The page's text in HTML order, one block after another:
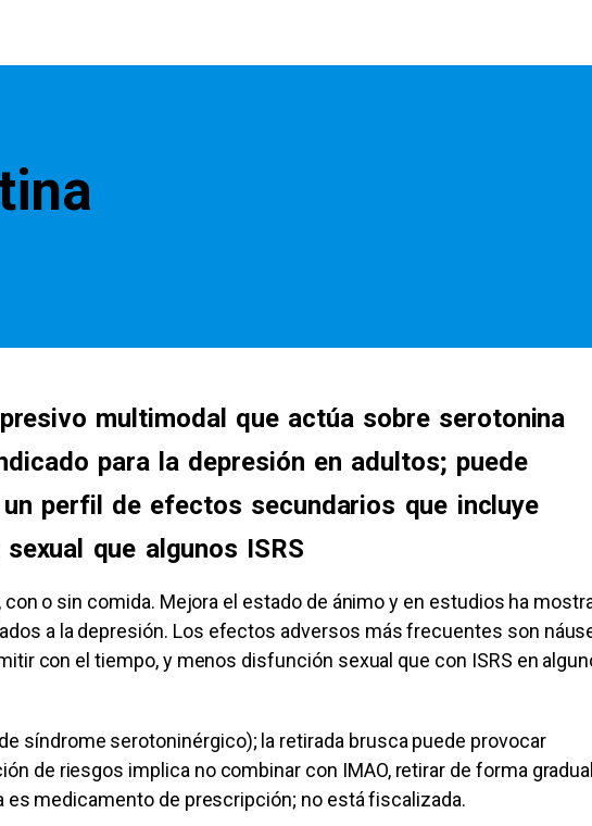
multimodal que actúa sobre serotonina
para la depresión en adultos; puede
perfil de efectos secundarios que incluye
que algunos ISRS
con o sin comida. Mejora el estado de ánimo y en estudios ha
a la depresión. Los efectos adversos más frecuentes son
con el tiempo, y menos disfunción sexual que con ISRS en
síndrome serotoninérgico); la retirada brusca puede provocar
de riesgos implica no combinar con IMAO, retirar de forma
es medicamento de prescripción; no está fiscalizada.